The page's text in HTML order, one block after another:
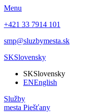
Menu
+421 33 7914 101
smp@sluzbymesta.sk
SKSlovensky
SKSlovensky
ENEnglish
Služby
mesta Piešťany